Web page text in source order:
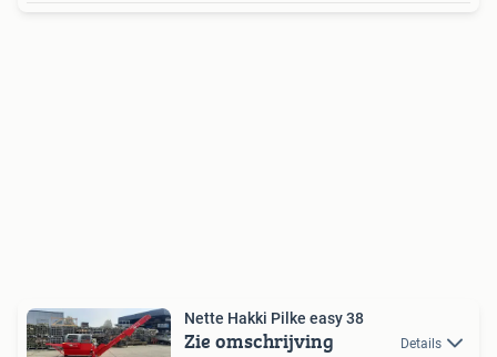
Nette Hakki Pilke easy 38
Zie omschrijving Details